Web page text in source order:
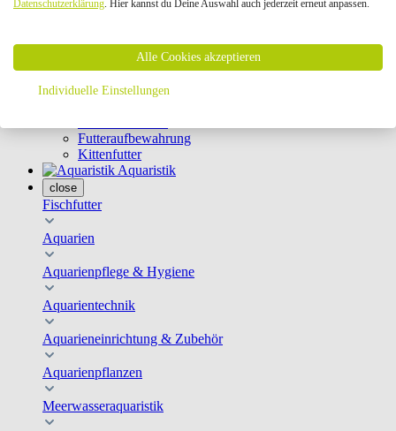
Geschirre & Leinen
Schutznetze
Kippfensterschutz
Katzenkameras
Futternäpfe
Futteraufbewahrung
Kittenfutter
Aquaristik
close
Fischfutter
Aquarien
Aquarienpflege & Hygiene
Aquarientechnik
Aquarieneinrichtung & Zubehör
Aquarienpflanzen
Meerwasseraquaristik
Datenschutzerklärung. Hier kannst du Deine Auswahl auch jederzeit erneut anpassen.
Alle Cookies akzeptieren
Individuelle Einstellungen